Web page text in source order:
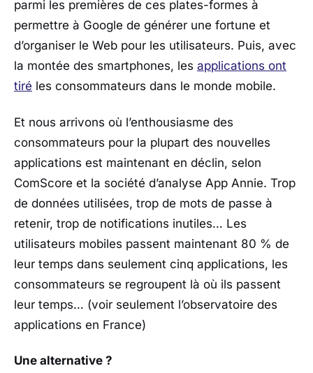
parmi les premières de ces plates-formes à
permettre à Google de générer une fortune et
d’organiser le Web pour les utilisateurs. Puis, avec
la montée des smartphones, les applications ont
tiré les consommateurs dans le monde mobile.
Et nous arrivons où l’enthousiasme des
consommateurs pour la plupart des nouvelles
applications est maintenant en déclin, selon
ComScore et la société d’analyse App Annie. Trop
de données utilisées, trop de mots de passe à
retenir, trop de notifications inutiles… Les
utilisateurs mobiles passent maintenant 80 % de
leur temps dans seulement cinq applications, les
consommateurs se regroupent là où ils passent
leur temps… (voir seulement l’observatoire des
applications en France)
Une alternative ?